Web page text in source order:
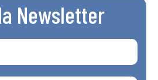
Newsletter